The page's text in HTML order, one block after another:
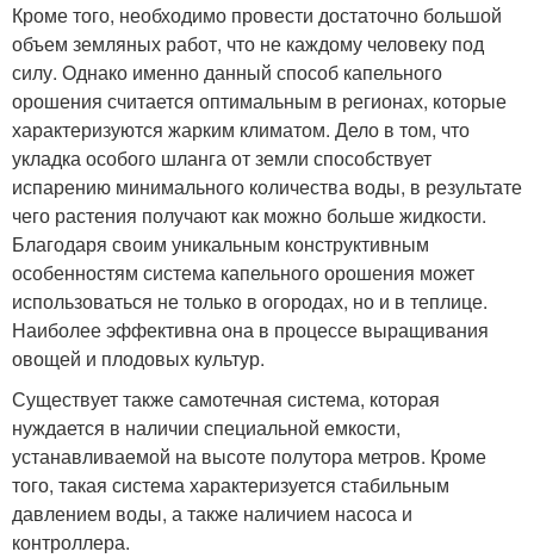
Кроме того, необходимо провести достаточно большой
объем земляных работ, что не каждому человеку под
силу. Однако именно данный способ капельного
орошения считается оптимальным в регионах, которые
характеризуются жарким климатом. Дело в том, что
укладка особого шланга от земли способствует
испарению минимального количества воды, в результате
чего растения получают как можно больше жидкости.
Благодаря своим уникальным конструктивным
особенностям система капельного орошения может
использоваться не только в огородах, но и в теплице.
Наиболее эффективна она в процессе выращивания
овощей и плодовых культур.
Существует также самотечная система, которая
нуждается в наличии специальной емкости,
устанавливаемой на высоте полутора метров. Кроме
того, такая система характеризуется стабильным
давлением воды, а также наличием насоса и
контроллера.